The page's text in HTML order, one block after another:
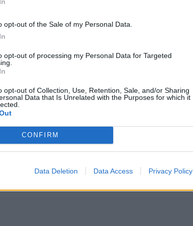
opt-out of the Sale of my Personal Data.
opt-out of processing my Personal Data for Targeted
opt-out of Collection, Use, Retention, Sale, and/or Sharing
Data that Is Unrelated with the Purposes for which it
CONFIRM
Data Deletion Data Access Privacy Policy
την τεχνολογία και πως μας
ειδικός εξηγεί
Ντακανάλης εξηγεί πως η τεχνολογία και
την καθημερινή μας ζωή.